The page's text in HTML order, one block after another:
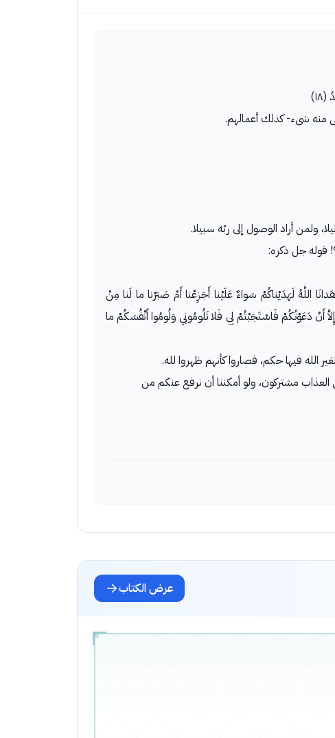
منه شىء- كذلك أعمالهم.
ولمن أراد الوصول إلى ربّه سبيلا.
قوله جل ذكره:
اللَّهُ لَهَدَيْناكُمْ سَواءٌ عَلَيْنا أَجَزِعْنا أَمْ صَبَرْنا ما لَنا مِنْ
أَنْ دَعَوْتُكُمْ فَاسْتَجَبْتُمْ لِي فَلا تَلُومُونِي وَلُومُوا أَنْفُسَكُمْ ما
فيها حكم، فصاروا كأنهم ظهروا لله.
العذاب مشتركون، ولو أمكننا أن نرفع عنكم من
عرض الكتاب